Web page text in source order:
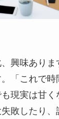
興味あり
「これで
も現実は甘
敗したり